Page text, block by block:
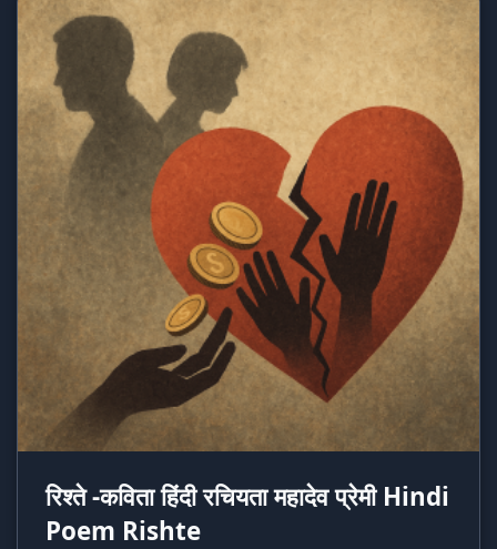
रिश्ते -कविता हिंदी रचियता महादेव प्रेमी Hindi
Poem Rishte